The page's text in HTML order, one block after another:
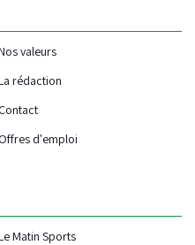
valeurs
rédaction
Contact
Offres d'emploi
Matin Sports